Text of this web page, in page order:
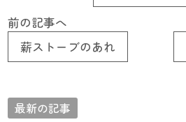
前の記事へ
薪ストーブのあれ
最新の記事